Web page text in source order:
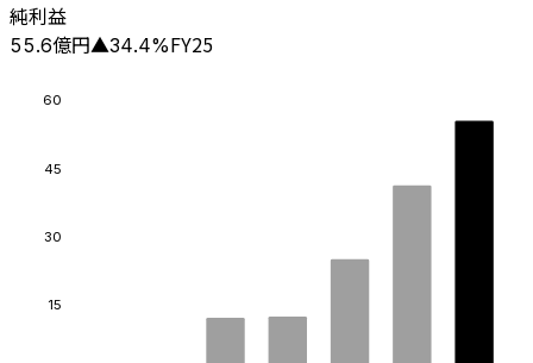
純利益
55.6億円▲34.4%FY25
15
30
45
60